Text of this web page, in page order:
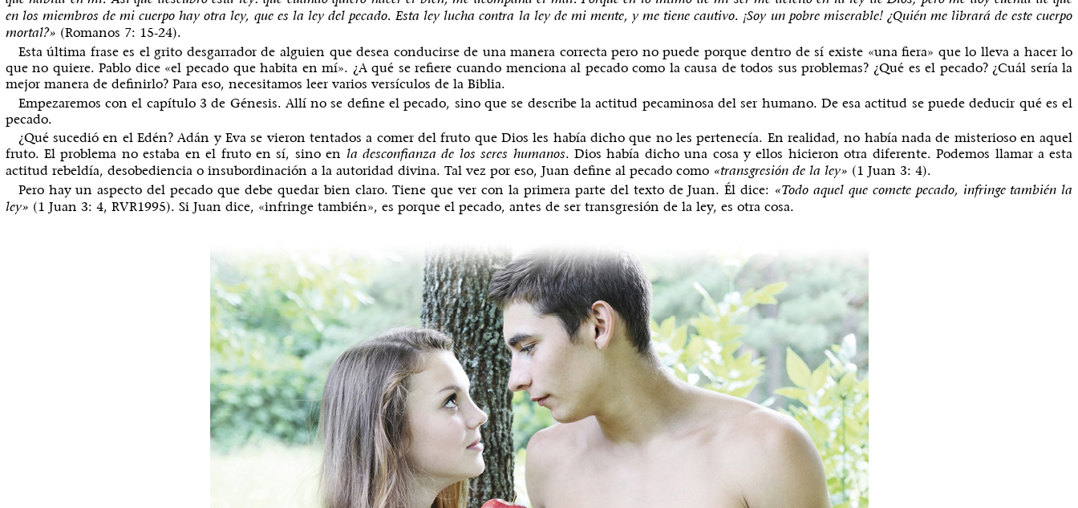
en los miembros de mi cuerpo hay otra ley, que es la ley del pecado. Esta ley lucha contra la ley de mi mente, y me tiene cautivo. ¡Soy un pobre miserable! ¿Quién me librará de este cuerpo
mortal?» (Romanos 7: 15-24).
Esta última frase es el grito desgarrador de alguien que desea conducirse de una manera correcta pero no puede porque dentro de sí existe «una fiera» que lo lleva a hacer lo
que no quiere. Pablo dice «el pecado que habita en mí». ¿A qué se refiere cuando menciona al pecado como la causa de todos sus problemas? ¿Qué es el pecado? ¿Cuál sería la
mejor manera de definirlo? Para eso, necesitamos leer varios versículos de la Biblia.
Empezaremos con el capítulo 3 de Génesis. Allí no se define el pecado, sino que se describe la actitud pecaminosa del ser humano. De esa actitud se puede deducir qué es el
pecado.
¿Qué sucedió en el Edén? Adán y Eva se vieron tentados a comer del fruto que Dios les había dicho que no les pertenecía. En realidad, no había nada de misterioso en aquel
fruto. El problema no estaba en el fruto en sí, sino en la desconfianza de los seres humanos. Dios había dicho una cosa y ellos hicieron otra diferente. Podemos llamar a esta
actitud rebeldía, desobediencia o insubordinación a la autoridad divina. Tal vez por eso, Juan define al pecado como «transgresión de la ley» (1 Juan 3: 4).
Pero hay un aspecto del pecado que debe quedar bien claro. Tiene que ver con la primera parte del texto de Juan. Él dice: «Todo aquel que comete pecado, infringe también la
ley» (1 Juan 3: 4, RVR1995). Si Juan dice, «infringe también», es porque el pecado, antes de ser transgresión de la ley, es otra cosa.